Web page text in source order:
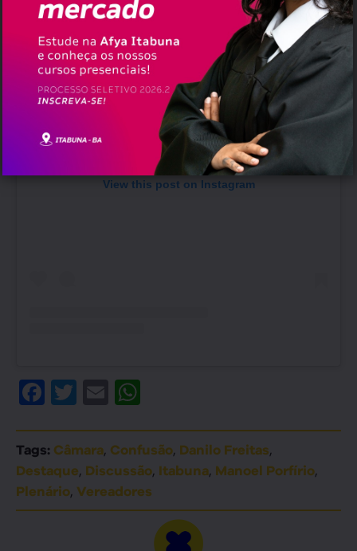
View this post on Instagram
Facebook
Twitter
Email
Tags: Câmara, Confusão, Danilo Freitas,
Destaque, Discussão, Itabuna, Manoel Porfírio,
Plenário, Vereadores